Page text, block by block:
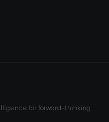
for forward-thinking